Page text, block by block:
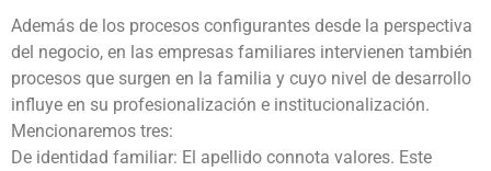
Además de los procesos configurantes desde la perspectiva
del negocio, en las empresas familiares intervienen también
procesos que surgen en la familia y cuyo nivel de desarrollo
influye en su profesionalización e institucionalización.
Mencionaremos tres:
De identidad familiar: El apellido connota valores. Este